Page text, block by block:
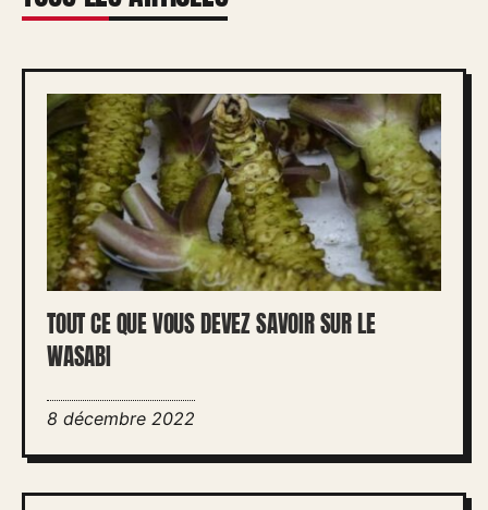
TOUT CE QUE VOUS DEVEZ SAVOIR SUR LE
WASABI
8 décembre 2022